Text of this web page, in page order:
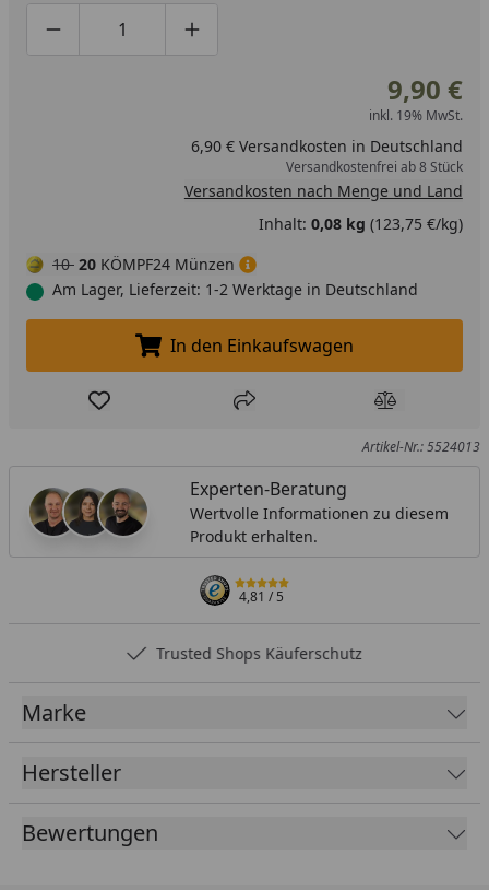
Produktmenge um eins verringern
Produktmenge manuell eingeben
Produktmenge um eins erhöhen
9,90 €
inkl. 19% MwSt.
6,90 € Versandkosten in Deutschland
Versandkostenfrei ab 8 Stück
Versandkosten nach Menge und Land
Inhalt: 0,08 kg (123,75 €/kg)
10 20 KÖMPF24 Münzen
Am Lager, Lieferzeit: 1-2 Werktage in Deutschland
In den Einkaufswagen legen
In den Einkaufswagen
Produkt zur Wunschliste hinzufügen
Teilen Produkt
Artikel-Nr.: 5524013
Experten-Beratung
Wertvolle Informationen zu diesem
Produkt erhalten.
4,81/ 5
Trusted Shops Käuferschutz
Marke
Hersteller
Bewertungen